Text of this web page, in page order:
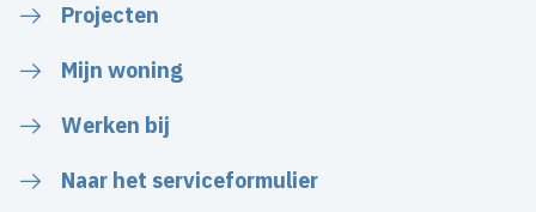
Projecten
Mijn woning
Werken bij
Naar het serviceformulier